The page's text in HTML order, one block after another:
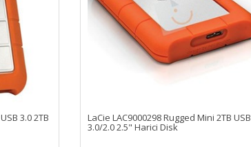
3.0 2TB LaCie LAC9000298 Rugged Mini 2TB USB
3.0/2.0 2.5" Harici Disk